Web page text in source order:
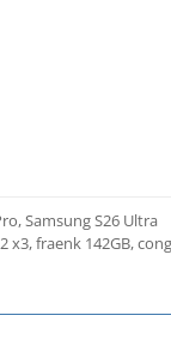
Samsung S26 Ultra
x3, fraenk 142GB,